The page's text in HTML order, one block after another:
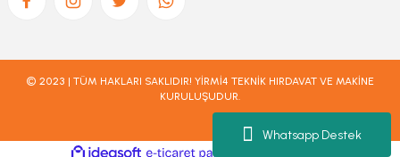
Whatsapp Destek
© 2023 | TÜM HAKLARI SAKLIDIR! YİRMİ4 TEKNİK HIRDAVAT VE MAKİNE
KURULUŞUDUR.
ideasoft